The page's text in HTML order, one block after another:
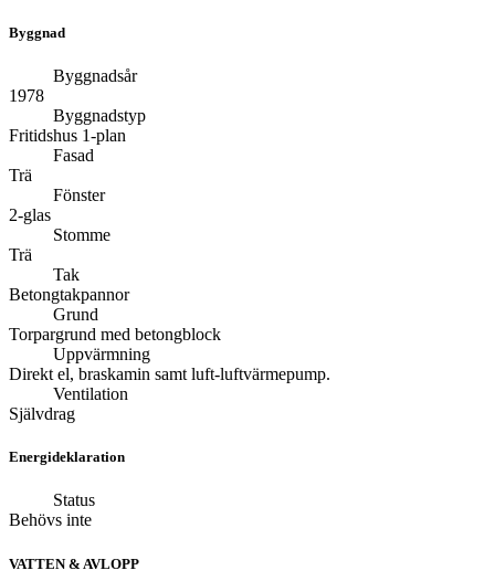
Byggnad
Byggnadsår
1978
Byggnadstyp
Fritidshus 1-plan
Fasad
Trä
Fönster
2-glas
Stomme
Trä
Tak
Betongtakpannor
Grund
Torpargrund med betongblock
Uppvärmning
Direkt el, braskamin samt luft-luftvärmepump.
Ventilation
Självdrag
Energideklaration
Status
Behövs inte
VATTEN & AVLOPP